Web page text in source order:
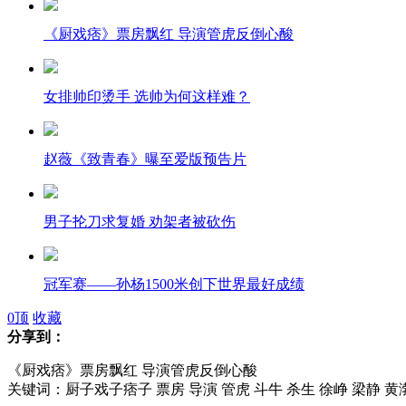
《厨戏痞》票房飘红 导演管虎反倒心酸
女排帅印烫手 选帅为何这样难？
赵薇《致青春》曝至爱版预告片
男子抡刀求复婚 劝架者被砍伤
冠军赛——孙杨1500米创下世界最好成绩
墨西哥吓人娃娃岛
0顶 收藏
分享到：
《厨戏痞》票房飘红 导演管虎反倒心酸
关键词：厨子戏子痞子 票房 导演 管虎 斗牛 杀生 徐峥 梁静 黄